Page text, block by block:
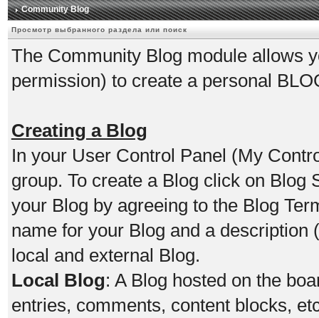
Community Blog
Просмотр выбранного раздела или поиск
The Community Blog module allows
permission) to create a personal
Creating a Blog
In your User Control Panel (My
group. To create a Blog click on Blog
your Blog by agreeing to the Blog
name for your Blog and a description
local and external Blog.
Local Blog: A Blog hosted on the
entries, comments, content blocks,